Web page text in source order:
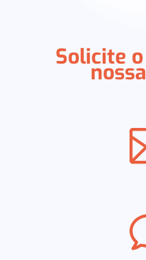
Solicite